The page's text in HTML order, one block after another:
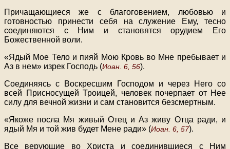
Причащающиеся же с благоговением, любовью и
готовностью принести себя на служение Ему, тесно
соединяются с Ним и становятся орудием Его
Божественной воли.
«Ядый Мое Тело и пияй Мою Кровь во Мне пребывает и
Аз в нем» изрек Господь (Иоан. 6, 56).
Соединяясь с Воскресшим Господом и через Него со
всей Присносущей Троицей, человек почерпает от Нее
силу для вечной жизни и сам становится безсмертным.
«Якоже посла Мя живый Отец и Аз живу Отца ради, и
ядый Мя и той жив будет Мене ради» (Иоан. 6, 57).
Все верующие во Христа и соединившиеся с Ним